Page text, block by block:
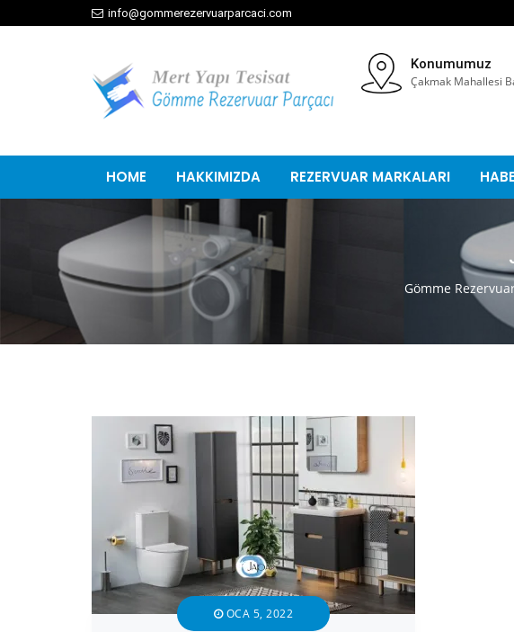
info@gommerezervuarparcaci.com
Konumumuz
Çakmak Mahallesi
HOME HAKKIMIZDA REZERVUAR MARKALARI
Gömme
OCA 5, 2022